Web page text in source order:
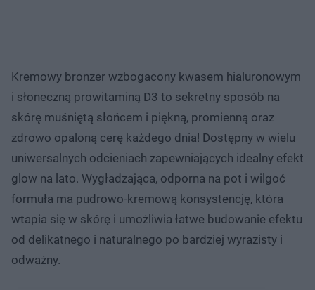
Kremowy bronzer wzbogacony kwasem hialuronowym
i słoneczną prowitaminą D3 to sekretny sposób na
skórę muśniętą słońcem i piękną, promienną oraz
zdrowo opaloną cerę każdego dnia! Dostępny w wielu
uniwersalnych odcieniach zapewniających idealny efekt
glow na lato. Wygładzająca, odporna na pot i wilgoć
formuła ma pudrowo-kremową konsystencję, która
wtapia się w skórę i umożliwia łatwe budowanie efektu
od delikatnego i naturalnego po bardziej wyrazisty i
odważny.